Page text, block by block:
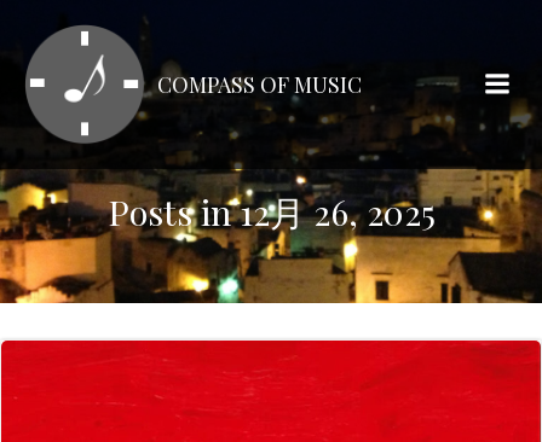
テ
ン
ツ
ス
キ
ッ
プ
COMPASS OF MUSIC
Posts in 12月 26, 2025